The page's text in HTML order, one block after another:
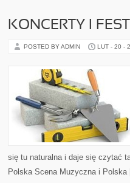
KONCERTY I
POSTED BY ADMIN LUT - 20 -
się tu naturalna i daje się czytać
Polska Scena Muzyczna i